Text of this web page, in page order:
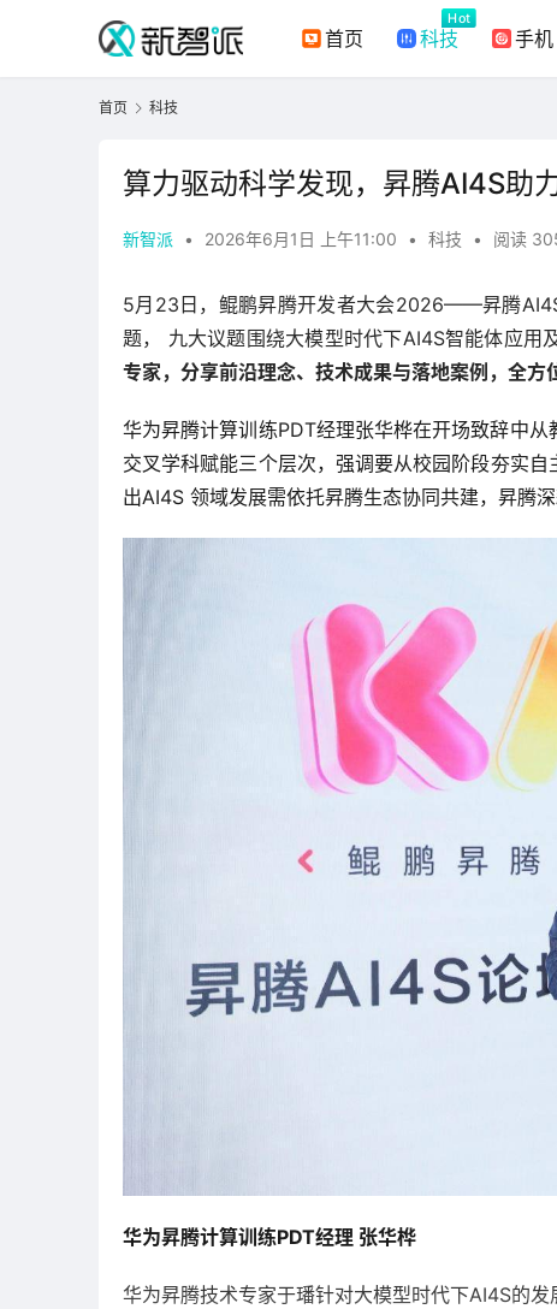
首页 科技
Hot
手机
首页 科技
算力驱动科学发现，昇腾AI4S助
新智派 • 2026年6月1日 上午11:00 • 科技 • 阅读
5月23日，鲲鹏昇腾开发者大会2026——昇腾
题， 九大议题围绕大模型时代下AI4S智能体应用
专家，分享前沿理念、技术成果与落地案例，全
华为昇腾计算训练PDT经理张华桦在开场致辞中
交叉学科赋能三个层次，强调要从校园阶段夯实
出AI4S 领域发展需依托昇腾生态协同共建，昇腾
华为昇腾计算训练PDT经理 张华桦
华为昇腾技术专家于璠针对大模型时代下AI4S的